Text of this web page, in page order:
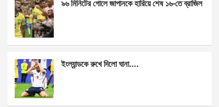
৯৬ মিনিটের গোলে জাপানকে হারিয়ে শেষ ১৬-তে ব্রাজিল
ইংল্যান্ডকে রুখে দিলো ঘানা….